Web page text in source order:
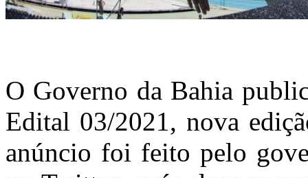
O Governo da Bahia
Edital 03/2021, nova
anúncio foi feito pelo